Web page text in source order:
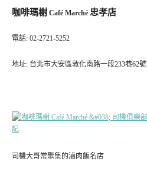
咖啡瑪榭 Café Marché 忠孝店
電話: 02-2721-5252
地址: 台北市大安區敦化南路一段233巷62號
司機大哥常聚集的滷肉飯名店